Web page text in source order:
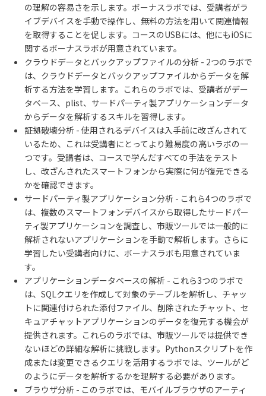
の理解の容易さを示します。ボーナスラボでは、受講者がラ
イブデバイスを手動で操作し、無料の方法を用いて関連情報
を取得することを促します。コースのUSBには、他にもiOSに
関するボーナスラボが用意されています。
クラウドデータとバックアップファイルの分析 - 2つのラボで
は、クラウドデータとバックアップファイルからデータを解
析する方法を学習します。これらのラボでは、受講者がデー
タベース、 plist、サードパーティ製アプリケーションデータ
からデータを解析するスキルを習得します。
証拠破壊分析 - 使用されるデバイスは入手前に改ざんされて
いるため、これは受講者にとってより難易度の高いラボの一
つです。受講者は、コースで学んだすべての手法をテスト
し、改ざんされたスマートフォンから実際に何が復元できる
かを確認できます。
サードパーティ製アプリケーション分析 - これら4つのラボで
は、複数のスマートフォンデバイスから取得したサードパー
ティ製アプリケーションを調査し、市販ツールでは一般的に
解析されないアプリケーションを手動で解析します。さらに
学習したい受講者向けに、ボーナスラボも用意されていま
す。
アプリケーションデータベースの解析 - これら3つのラボで
は、 SQLクエリを作成して対象のテーブルを解析し、チャッ
トに関連付けられた添付ファイル、削除されたチャット、セ
キュアチャットアプリケーションのデータを復元する機会が
提供されます。これらのラボでは、市販ツールでは提供でき
ないほどの詳細な解析に挑戦します。 Pythonスクリプトを作
成または変更できるクエリを活用するラボでは、ツールがど
のようにデータを解析するかを理解する必要があります。
ブラウザ分析 - このラボでは、モバイルブラウザのアーティ